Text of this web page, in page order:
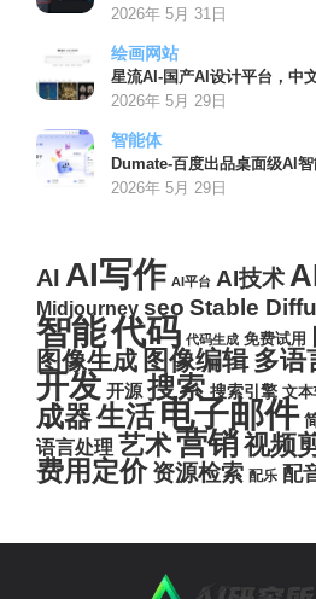
2026年 5月 31日
绘画网站
星流AI-国产AI设计平台，中
2026年 5月 29日
智能体
Dumate-百度出品桌面级AI
2026年 5月 29日
AI AI写作 AI平台 AI技术
Midjourney seo Stable
智能代码 代码生成 免费试用
图像生成 图像编辑 多语
开发 开源 搜索 搜索引擎 文
成器生活电子邮件
语言处理 艺术营销视频
费用定价 资源检索 配乐 配